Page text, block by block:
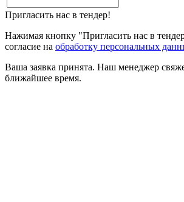
Пригласить нас в тендер!
Нажимая кнопку "Пригласить нас в
согласие на обработку персональных
Ваша заявка принята. Наш менеджер
ближайшее время.